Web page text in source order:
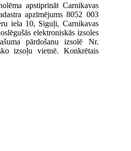
apstiprināt Carnikavas
apzīmējums 8052 003
iela 10, Siguļi, Carnikavas
elektroniskās izsoles
pārdošanu izsolē Nr.
izsoļu vietnē. Konkrētais